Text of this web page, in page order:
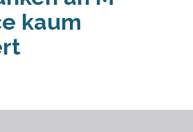
kaum